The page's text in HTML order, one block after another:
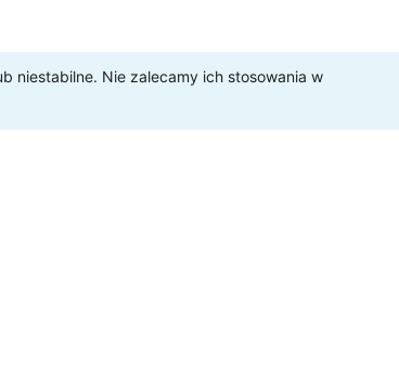
niestabilne. Nie zalecamy ich stosowania w